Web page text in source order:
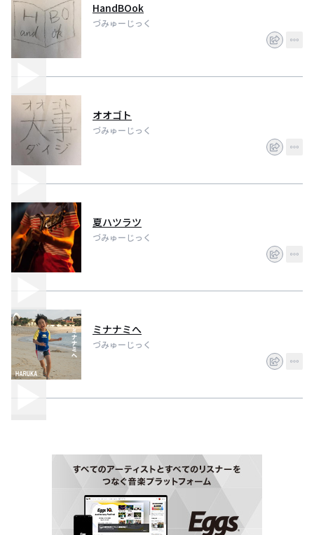
HandBOok
づみゅーじっく
オオゴト
づみゅーじっく
夏ハツラツ
づみゅーじっく
ミナナミへ
づみゅーじっく